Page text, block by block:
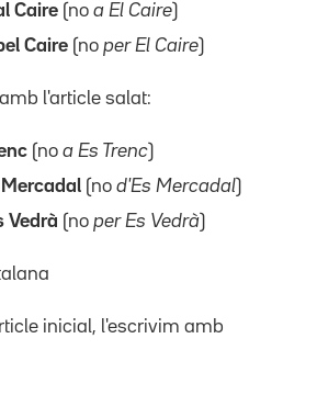
Caire (no a El Caire)
Caire (no per El Caire)
l'article salat:
(no a Es Trenc)
(no d'Es Mercadal)
Vedrà (no per Es Vedrà)
inicial, l'escrivim amb